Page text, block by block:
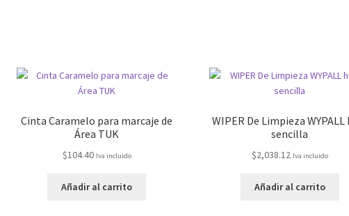
o
k
p ge
Cinta Caramelo para marcaje de
Área TUK
$104.40 Iva incluido
Añadir al carrito
WIPER De Limpieza WYPALL
sencilla
$2,038.12 Iva incluido
Añadir al carrito